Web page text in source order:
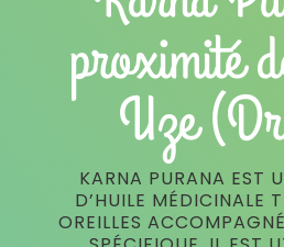
proximité
Uze
KARNA PURANA EST
D’HUILE MÉDICINALE
OREILLES